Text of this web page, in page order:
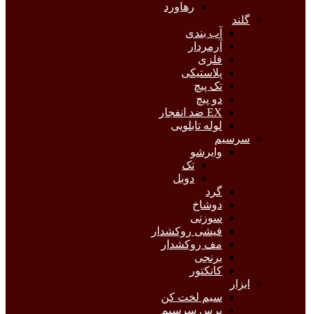
رهاورد
گلند
آب بندی
آرمردار
فلزی
پلاستیکی
تک پیچ
دو پیچ
EX ضد انفجار
لوله تابلویی
سرسیم
وایرشو
تک
دوبل
گرد
دوشاخ
سوزنی
فیشی روکشدار
مف روکشدار
برنجی
کانکتور
ابزار
سیم لخت کن
پرس سرسیم